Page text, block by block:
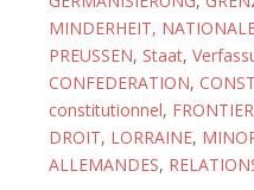
MINDERHEIT,
PREUSSEN, Staat,
CONFEDERATION,
constitutionnel,
DROIT, LORRAINE,
ALLEMANDES,